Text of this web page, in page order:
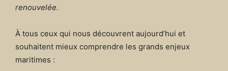
renouvelée.
À tous ceux qui nous découvrent aujourd’hui et
souhaitent mieux comprendre les grands enjeux
maritimes :